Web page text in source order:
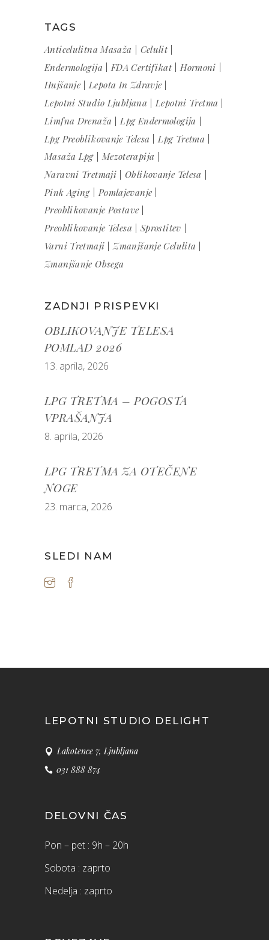
TAGS
Anticelulitna Masaža
Celulit
Endermologija
FDA Certifikat
Hormoni
Hujšanje
Lepota In Zdravje
Lepotni Studio Ljubljana
Lepotni Tretma
Limfna Drenaža
Lpg Endermologija
Lpg Preoblikovanje Telesa
Lpg Tretma
Masaža Lpg
Mezoterapija
Naravni Tretmaji
Oblikovanje Telesa
Pink Aging
Pomlajevanje
Preoblikovanje Postave
Preoblikovanje Telesa
Sprostitev
Varni Tretmaji
Zmanjšanje Celulita
Zmanjšanje Obsega
ZADNJI PRISPEVKI
OBLIKOVANJE TELESA
POMLAD 2026
13. aprila, 2026
LPG TRETMA – POGOSTA
VPRAŠANJA
8. aprila, 2026
LPG TRETMA ZA OTEČENE
NOGE
23. marca, 2026
SLEDI NAM
LEPOTNI STUDIO DELIGHT
Lakotence 7, Ljubljana
031 888 874
DELOVNI ČAS
Pon – pet : 9h – 20h
Sobota : zaprto
Nedelja : zaprto